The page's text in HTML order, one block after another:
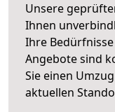
Unsere
Ihnen
Ihre
Angebote sind
Sie einen
aktuellen